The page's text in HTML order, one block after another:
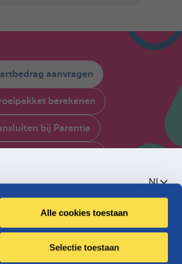
Alle cookies toestaan
Selectie toestaan
NL
aanvragen
berekenen
bij Parentia
ons
Parentia